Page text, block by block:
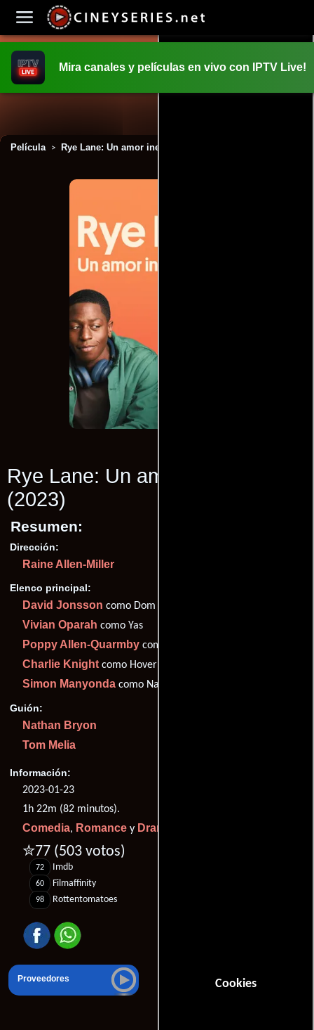
Cookies
Mira canales y películas en vivo con IPTV Live!
Película > Rye Lane: Un amor inesperado (2023)
Rye Lane: Un amor inesperado
(2023)
Resumen:
Dirección:
Raine Allen-Miller
Elenco principal:
David Jonsson como Dom
Vivian Oparah como Yas
Poppy Allen-Quarmby como Cass
Charlie Knightcomo Hoverboard Guy
Simon Manyonda como Nathan
Guión:
Nathan Bryon
Tom Melia
Información:
2023-01-23
1h 22m (82 minutos).
Comedia, Romance y Drama
✮77 (503 votos)
72 Imdb
60 Filmaffinity
98 Rottentomatoes
Proveedores